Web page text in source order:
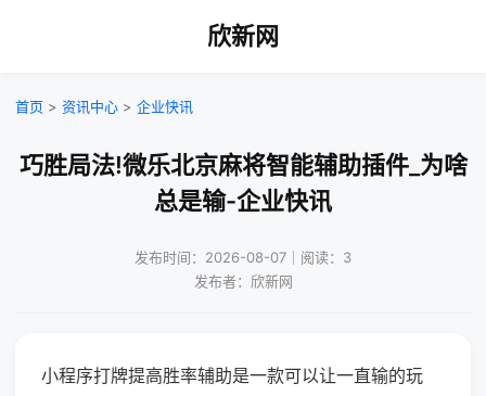
欣新网
首页 > 资讯中心 > 企业快讯
巧胜局法!微乐北京麻将智能辅助插件_为啥
总是输-企业快讯
发布时间：2026-08-07｜阅读：3
发布者：欣新网
小程序打牌提高胜率辅助是一款可以让一直输的玩